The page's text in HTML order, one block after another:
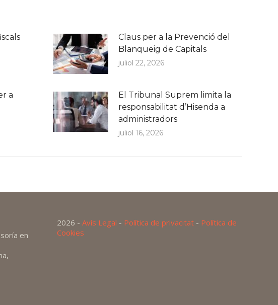
Claus per a la Prevenció del
Blanqueig de Capitals
juliol 22, 2026
a
El Tribunal Suprem limita la
responsabilitat d’Hisenda a
administradors
juliol 16, 2026
en
2026 -Avís Legal - Política de privacitat - Política de
Cookies